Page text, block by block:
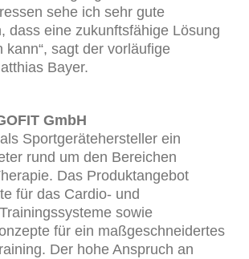
sehe ich sehr gute
dass eine zukunftsfähige Lösung
kann“, sagt der vorläufige
Bayer.
GmbH
Sportgerätehersteller ein
rund um den Bereichen
Das Produktangebot
für das Cardio- und
sowie
für ein maßgeschneidertes
Der hohe Anspruch an